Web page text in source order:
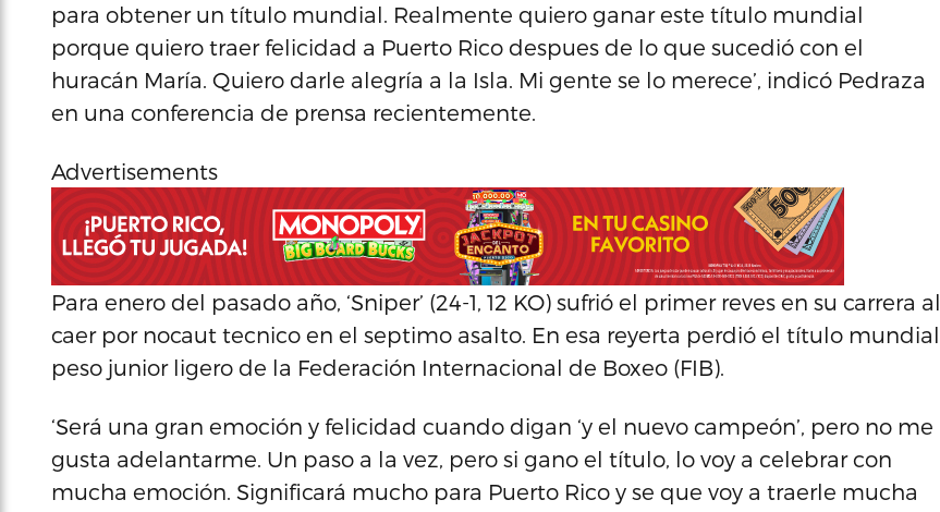
para obtener un título mundial. Realmente quiero ganar este título mundial
porque quiero traer felicidad a Puerto Rico despues de lo que sucedió con el
huracán María. Quiero darle alegría a la Isla. Mi gente se lo merece’, indicó Pedraza
en una conferencia de prensa recientemente.
Advertisements
Para enero del pasado año, ‘Sniper’ (24-1, 12 KO) sufrió el primer reves en su carrera al
caer por nocaut tecnico en el septimo asalto. En esa reyerta perdió el título mundial
peso junior ligero de la Federación Internacional de Boxeo (FIB).
‘Será una gran emoción y felicidad cuando digan ‘y el nuevo campeón’, pero no me
gusta adelantarme. Un paso a la vez, pero si gano el título, lo voy a celebrar con
mucha emoción. Significará mucho para Puerto Rico y se que voy a traerle mucha